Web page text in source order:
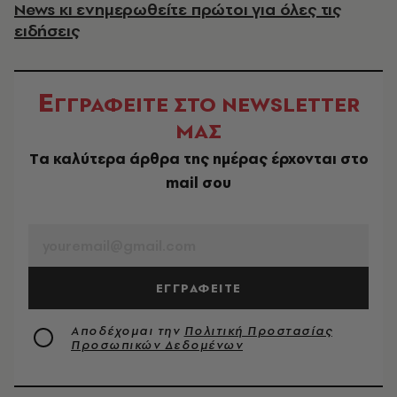
News κι ενημερωθείτε πρώτοι για όλες τις
ειδήσεις
ΕΓΓΡΑΦΕΙΤΕ ΣΤΟ NEWSLETTER
ΜΑΣ
Tα καλύτερα άρθρα της ημέρας έρχονται στο
mail σου
ΕΓΓΡΑΦΕΙΤΕ
Αποδέχομαι την Πολιτική Προστασίας
Προσωπικών Δεδομένων